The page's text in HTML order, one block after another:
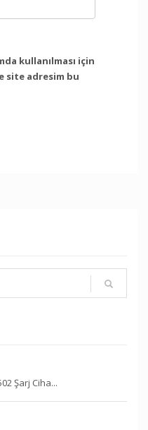
kullanılması için
site adresim bu
Şarj Ciha...